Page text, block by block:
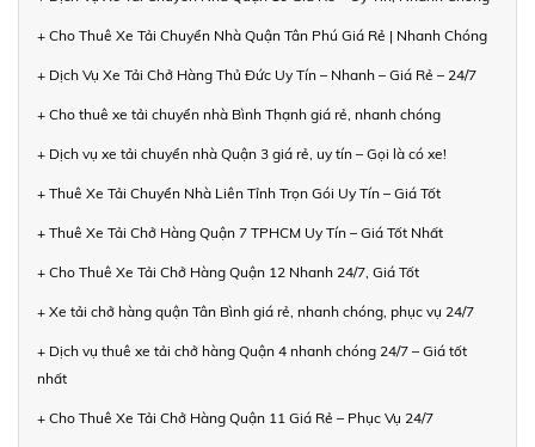
+ Cho Thuê Xe Tải Chuyển Nhà Quận Tân Phú Giá Rẻ | Nhanh Chóng
+ Dịch Vụ Xe Tải Chở Hàng Thủ Đức Uy Tín – Nhanh – Giá Rẻ – 24/7
+ Cho thuê xe tải chuyển nhà Bình Thạnh giá rẻ, nhanh chóng
+ Dịch vụ xe tải chuyển nhà Quận 3 giá rẻ, uy tín – Gọi là có xe!
+ Thuê Xe Tải Chuyển Nhà Liên Tỉnh Trọn Gói Uy Tín – Giá Tốt
+ Thuê Xe Tải Chở Hàng Quận 7 TPHCM Uy Tín – Giá Tốt Nhất
+ Cho Thuê Xe Tải Chở Hàng Quận 12 Nhanh 24/7, Giá Tốt
+ Xe tải chở hàng quận Tân Bình giá rẻ, nhanh chóng, phục vụ 24/7
+ Dịch vụ thuê xe tải chở hàng Quận 4 nhanh chóng 24/7 – Giá tốt
nhất
+ Cho Thuê Xe Tải Chở Hàng Quận 11 Giá Rẻ – Phục Vụ 24/7